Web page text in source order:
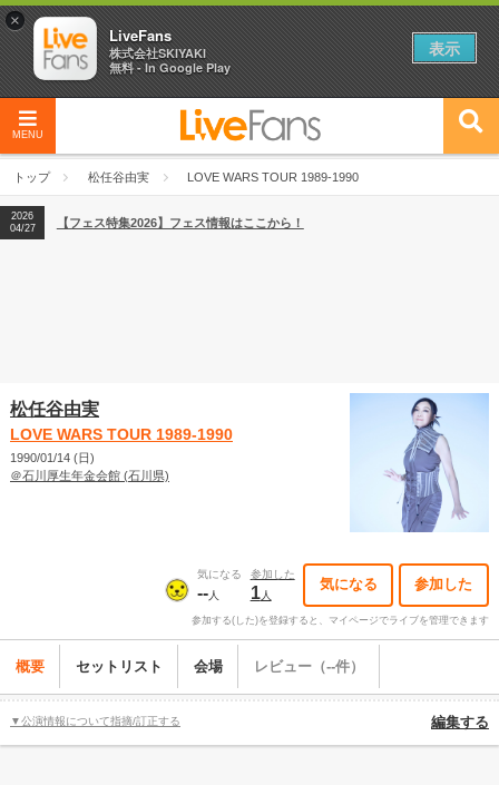
MENU
トップ 松任谷由実 LOVE WARS TOUR 1989-1990
2026
04/27
2026
【ライブ動員ランキング】2026年上半期編発表！
2026
04/27
【フェス特集2026】フェス情報はここから！
松任谷由実
LOVE WARS TOUR 1989-1990
1990/01/14 (日)
＠石川厚生年金会館 (石川県)
気になる
--人
参加した
1人
気になる 参加した
参加する(した)を登録すると、マイページでライブを管理できます
概要 セットリスト 会場 レビュー（--件）
▼公演情報について指摘/訂正する 編集する
×
LiveFans
株式会社SKIYAKI
無料 - In Google Play
表示